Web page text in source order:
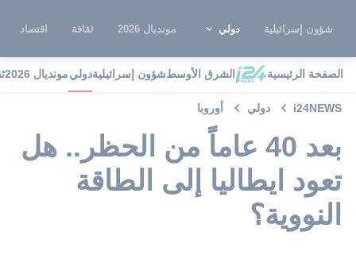
شؤون إسرائيلية دولي مونديال 2026 ثقافة اقتصاد
الصفحة الرئيسية الشرق الأوسطشؤون إسرائيليةدوليمونديال 2026
i24NEWS دولي أوروبا
بعد 40 عاماً من الحظر.. هل
تعود ايطاليا إلى الطاقة
النووية؟